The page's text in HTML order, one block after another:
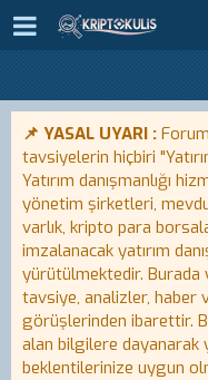
📌 YASAL UYARI :
tavsiyelerin hiçbiri
Yatırım danışmanlığı
yönetim şirketleri,
varlık, kripto para
imzalanacak yatırım
yürütülmektedir.
tavsiye, analizler, haber
görüşlerinden ibarettir.
alan bilgilere dayanarak
beklentilerinize uygun